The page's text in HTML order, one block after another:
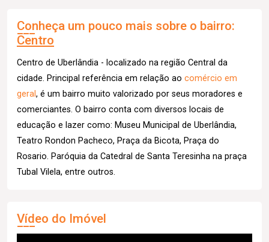
Conheça um pouco mais sobre o bairro:
Centro
Centro de Uberlândia - localizado na região Central da
cidade. Principal referência em relação ao comércio em
geral, é um bairro muito valorizado por seus moradores e
comerciantes. O bairro conta com diversos locais de
educação e lazer como: Museu Municipal de Uberlândia,
Teatro Rondon Pacheco, Praça da Bicota, Praça do
Rosario. Paróquia da Catedral de Santa Teresinha na praça
Tubal Vilela, entre outros.
Vídeo do Imóvel